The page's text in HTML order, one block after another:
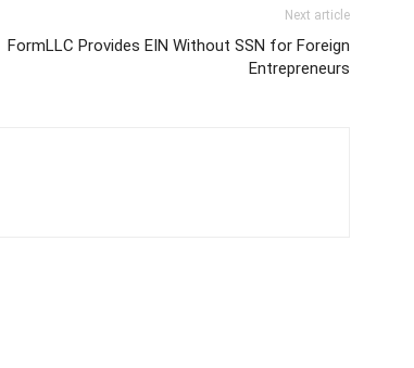
Next article
FormLLC Provides EIN Without SSN for Foreign
Entrepreneurs